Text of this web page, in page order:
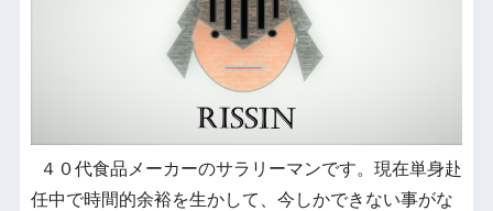
４０代食品メーカーのサラリーマンです。現在単身赴
任中で時間的余裕を生かして、今しかできない事がな